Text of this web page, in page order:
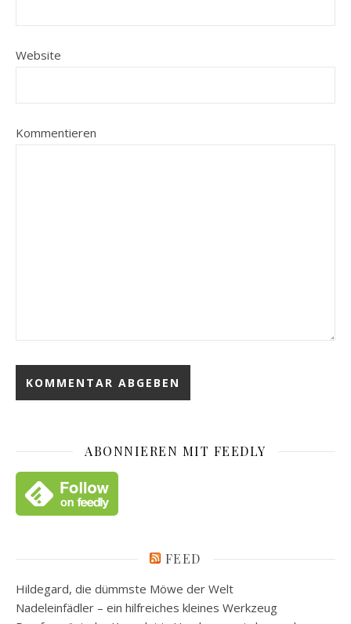
Website
Kommentieren
ABONNIEREN MIT FEEDLY
FEED
Hildegard, die dümmste Möwe der Welt
Nadeleinfädler – ein hilfreiches kleines Werkzeug